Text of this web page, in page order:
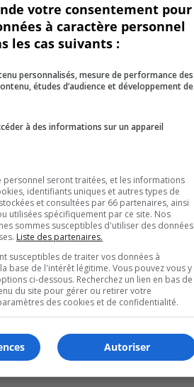
votre consentement pour
à caractère personnel
les cas suivants :
personnalisés, mesure de performance des
études d’audience et développement de
à des informations sur un appareil
personnel seront traitées, et les informations
identifiants uniques et autres types de
et consultées par 66 partenaires, ainsi
utilisées spécifiquement par ce site. Nos
sommes susceptibles d'utiliser des données
Liste des partenaires.
susceptibles de traiter vos données à
base de l'intérêt légitime. Vous pouvez vous y
ci-dessous. Recherchez un lien en bas de
du site pour gérer ou retirer votre
des cookies et de confidentialité.
Autoriser